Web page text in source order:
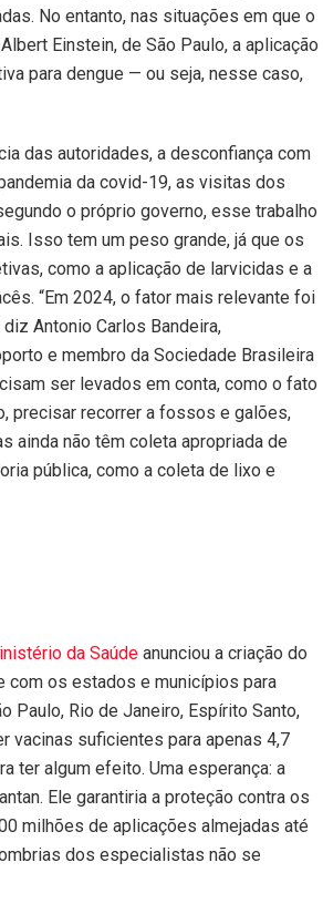
No entanto, nas situações em que o
Einstein, de São Paulo, a aplicação
para dengue — ou seja, nesse caso,
das autoridades, a desconfiança com
da covid-19, as visitas dos
o próprio governo, esse trabalho
Isso tem um peso grande, já que os
como a aplicação de larvicidas e a
“Em 2024, o fator mais relevante foi
Antonio Carlos Bandeira,
e membro da Sociedade Brasileira
ser levados em conta, como o fato
precisar recorrer a fossos e galões,
ainda não têm coleta apropriada de
pública, como a coleta de lixo e
da Saúde anunciou a criação do
com os estados e municípios para
Paulo, Rio de Janeiro, Espírito Santo,
vacinas suficientes para apenas 4,7
ter algum efeito. Uma esperança: a
Ele garantiria a proteção contra os
milhões de aplicações almejadas até
dos especialistas não se